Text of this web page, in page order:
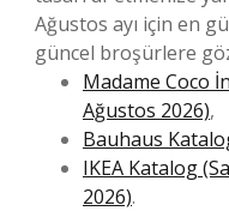
Ağustos ayı için en
güncel broşürlere
Madame Coco
Ağustos 2026),
Bauhaus
IKEA Katalog
2026).